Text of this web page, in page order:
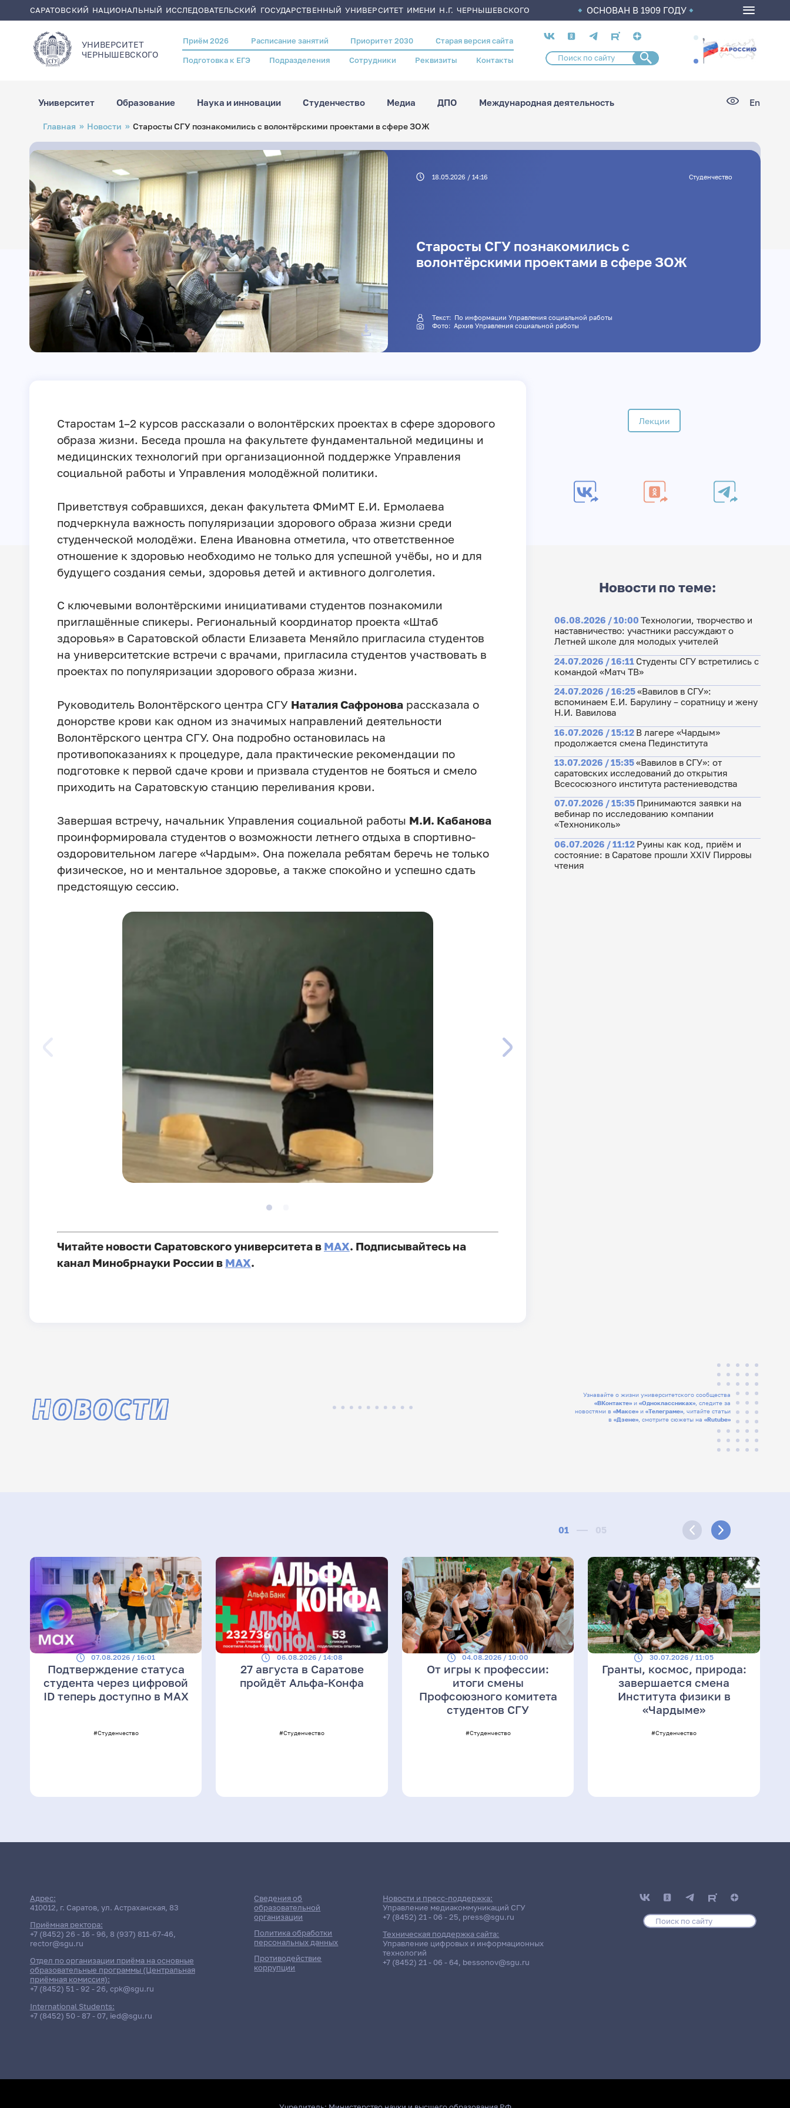
содержанию
САРАТОВСКИЙ НАЦИОНАЛЬНЫЙ ИССЛЕДОВАТЕЛЬСКИЙ ГОСУДАРСТВЕННЫЙ УНИВЕРСИТЕТ ИМЕНИ Н.Г. ЧЕРНЫШЕВСКОГО ОСНОВАН В 1909 ГОДУ
УНИВЕРСИТЕТ
ЧЕРНЫШЕВСКОГO
Header
menu
Приём 2026 Расписание занятий Приоритет 2030 Старая версия сайта
Подготовка к ЕГЭ Подразделения Сотрудники Реквизиты Контакты
Социальные
сети
Университет Образование Наука и инновации Студенчество Медиа ДПО Международная деятельность En
Строка
навигации
Главная Новости Старосты СГУ познакомились с волонтёрскими проектами в сфере ЗОЖ
18.05.2026 / 14:16 Студенчество
Старосты СГУ познакомились с
волонтёрскими проектами в сфере ЗОЖ
Текст: По информации Управления социальной работы
Фото: Архив Управления социальной работы
Старостам 1–2 курсов рассказали о волонтёрских проектах в сфере здорового
образа жизни. Беседа прошла на факультете фундаментальной медицины и
медицинских технологий при организационной поддержке Управления
социальной работы и Управления молодёжной политики.
Приветствуя собравшихся, декан факультета ФМиМТ Е.И. Ермолаева
подчеркнула важность популяризации здорового образа жизни среди
студенческой молодёжи. Елена Ивановна отметила, что ответственное
отношение к здоровью необходимо не только для успешной учёбы, но и для
будущего создания семьи, здоровья детей и активного долголетия.
С ключевыми волонтёрскими инициативами студентов познакомили
приглашённые спикеры. Региональный координатор проекта «Штаб
здоровья» в Саратовской области Елизавета Меняйло пригласила студентов
на университетские встречи с врачами, пригласила студентов участвовать в
проектах по популяризации здорового образа жизни.
Руководитель Волонтёрского центра СГУ Наталия Сафроноварассказала о
донорстве крови как одном из значимых направлений деятельности
Волонтёрского центра СГУ. Она подробно остановилась на
противопоказаниях к процедуре, дала практические рекомендации по
подготовке к первой сдаче крови и призвала студентов не бояться и смело
приходить на Саратовскую станцию переливания крови.
Завершая встречу, начальник Управления социальной работы М.И. Кабанова
проинформировала студентов о возможности летнего отдыха в спортивно-
оздоровительном лагере «Чардым». Она пожелала ребятам беречь не только
физическое, но и ментальное здоровье, а также спокойно и успешно сдать
предстоящую сессию.
Читайте новости Саратовского университета в MAX. Подписывайтесь на
канал Минобрнауки России в MAX.
Лекции
Новости по теме:
06.08.2026 / 10:00 Технологии, творчество и
наставничество: участники рассуждают о
Летней школе для молодых учителей
24.07.2026 / 16:11 Студенты СГУ встретились с
командой «Матч ТВ»
24.07.2026 / 16:25«Вавилов в СГУ»:
вспоминаем Е.И. Барулину – соратницу и жену
Н.И. Вавилова
16.07.2026 / 15:12 В лагере «Чардым»
продолжается смена Пединститута
13.07.2026 / 15:35«Вавилов в СГУ»: от
саратовских исследований до открытия
Всесосюзного института растениеводства
07.07.2026 / 15:35 Принимаются заявки на
вебинар по исследованию компании
«Технониколь»
06.07.2026 / 11:12 Руины как код, приём и
состояние: в Саратове прошли XXIV Пирровы
чтения
Узнавайте о жизни университетского сообщества
«ВКонтакте» и«Одноклассниках» , следите за
новостями в«Максе» и«Телеграме» , читайте статьи
в«Дзене» , смотрите сюжеты на«Rutube»
НОВОСТИ
01 05
07.08.2026 / 16:01
Подтверждение статуса
студента через цифровой
ID теперь доступно в МАХ
#Студенчество
06.08.2026 / 14:08
27 августа в Саратове
пройдёт Альфа-Конфа
#Студенчество
04.08.2026 / 10:00
От игры к профессии:
итоги смены
Профсоюзного комитета
студентов СГУ
#Студенчество
30.07.2026 / 11:05
Гранты, космос, природа:
завершается смена
Института физики в
«Чардыме»
#Студенчество
Адрес:
410012, г. Саратов, ул. Астраханская, 83
Приёмная ректора:
+7 (8452) 26 - 16 - 96, 8 (937) 811-67-46,
rector@sgu.ru
Отдел по организации приёма на основные
образовательные программы (Центральная
приёмная комиссия):
+7 (8452) 51 - 92 - 26, cpk@sgu.ru
International Students:
+7 (8452) 50 - 87 - 07, ied@sgu.ru
Сведения об
образовательной
организации
Политика обработки
персональных данных
Противодействие
коррупции
Новости и пресс-поддержка:
Управление медиакоммуникаций СГУ
+7 (8452) 21 - 06 - 25, press@sgu.ru
Техническая поддержка сайта:
Управление цифровых и информационных
технологий
+7 (8452) 21 - 06 - 64, bessonov@sgu.ru